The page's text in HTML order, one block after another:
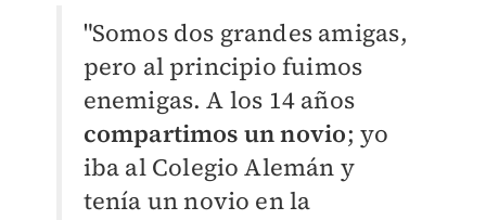
"Somos dos grandes amigas,
pero al principio fuimos
enemigas. A los 14 años
compartimos un novio; yo
iba al Colegio Alemán y
tenía un novio en la